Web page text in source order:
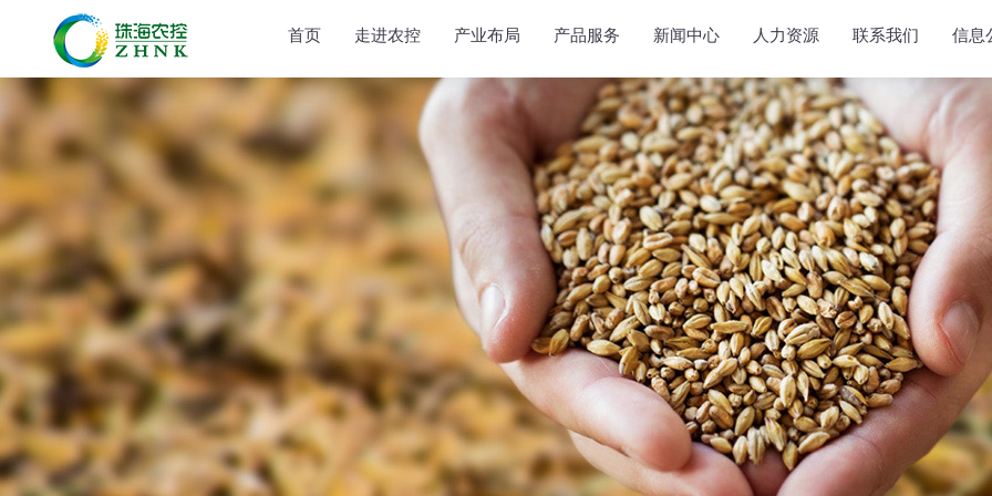
首页 走进农控 产业布局 产品服务 新闻中心 人力资源 联系我们 信息